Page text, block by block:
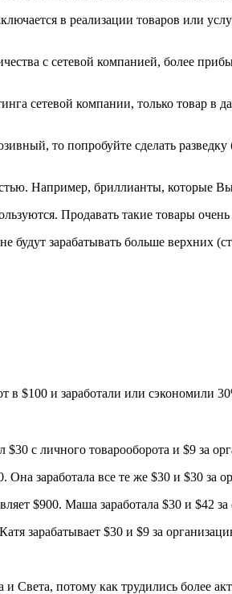
в реализации товаров или
с сетевой компанией, более
сетевой компании, только товар в
то попробуйте сделать
Например, бриллианты, которые
Продавать такие товары очень
зарабатывать больше верхних
$100 и заработали или сэкономили
с личного товарооборота и $9 за
заработала все те же $30 и $30 за
$900. Маша заработала $30 и $42
зарабатывает $30 и $9 за
Света, потому как трудились более